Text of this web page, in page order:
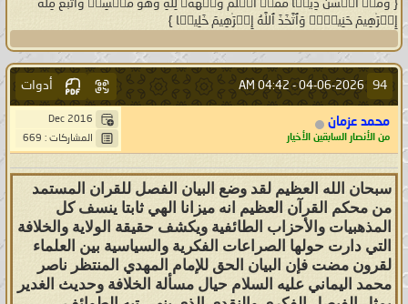
الله سبحانه وتعالى خص الخلافه في
قريش لسبب يعلمه الله وانت تعرف
حال المسلمين اليوم كل دوله تتآمر
على دوله فلو لم تسلب الخلافه من
آل البيت ماكان حالنا اليوم
—انتهى الاقتباس من عبدالله مقبل الشماخ
بسم الله الرحمن الرحيم، والصلاة
{ وَمَنۡ أَحۡسَنُ دِینࣰا مِّمَّنۡ أَسۡلَمَ وَجۡهَهُۥ لِلَّهِ وَهُوَ مُحۡسِنࣱ وَٱتَّبَعَ مِلَّةَ
إِبۡرَ ٰ⁠هِیمَ حَنِیفࣰاۗ وَٱتَّخَذَ ٱللَّهُ إِبۡرَ ٰ⁠هِیمَ خَلِیلࣰا }
94
04-06-2026 -
04:42 AM أدوات
محمد عزمان
من الأنصار السابقين الأخيار
Dec 2016
المشاركات : 669
سبحان الله العظيم لقد وضع البيان الفصل للقران المستمد
من محكم القرآن العظيم انه ميزانا الهي ثابتا ينسف كل
المذهبيات والأحزاب الطائفية ويكشف حقيقة الولاية والخلافة
التي دارت حولها الصراعات الفكرية والسياسية بين العلماء
لقرون مضت فإن البيان الحق للإمام المهدي المنتظر ناصر
محمد اليماني عليه السلام حيال مسألة الخلافة وحديث الغدير